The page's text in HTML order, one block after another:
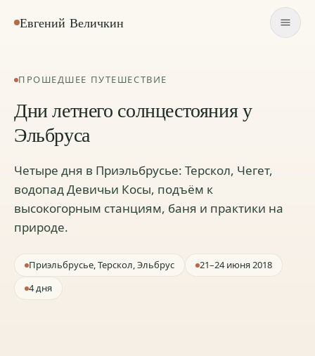
Евгений Величкин
ПРОШЕДШЕЕ ПУТЕШЕСТВИЕ
Дни летнего солнцестояния у
Эльбруса
Четыре дня в Приэльбрусье: Терскол, Чегет,
водопад Девичьи Косы, подъём к
высокогорным станциям, баня и практики на
природе.
Приэльбрусье, Терскол, Эльбрус
21–24 июня 2018
4 дня